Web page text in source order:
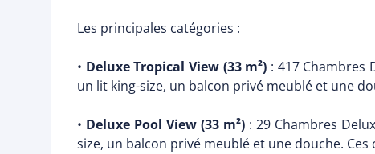
Les principales catégories :
• Deluxe Tropical View (33 m²) : 417 Chambres
un lit king-size, un balcon privé meublé et une
• Deluxe Pool View (33 m²) : 29 Chambres
size, un balcon privé meublé et une douche.